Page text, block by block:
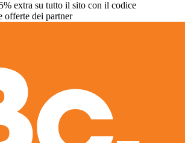
extra su tutto il sito con il codice
offerte dei partner